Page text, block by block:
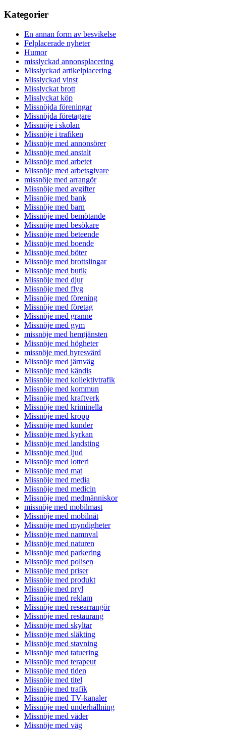
Kategorier
En annan form av besvikelse
Felplacerade nyheter
Humor
misslyckad annonsplacering
Misslyckad artikelplacering
Misslyckad vinst
Misslyckat brott
Misslyckat köp
Missnöjda föreningar
Missnöjda företagare
Missnöje i skolan
Missnöje i trafiken
Missnöje med annonsörer
Missnöje med anstalt
Missnöje med arbetet
Missnöje med arbetsgivare
missnöje med arrangör
Missnöje med avgifter
Missnöje med bank
Missnöje med barn
Missnöje med bemötande
Missnöje med besökare
Missnöje med beteende
Missnöje med boende
Missnöje med böter
Missnöje med brottslingar
Missnöje med butik
Missnöje med djur
Missnöje med flyg
Missnöje med förening
Missnöje med företag
Missnöje med granne
Missnöje med gym
missnöje med hemtjänsten
Missnöje med högheter
missnöje med hyresvärd
Missnöje med järnväg
Missnöje med kändis
Missnöje med kollektivtrafik
Missnöje med kommun
Missnöje med kraftverk
Missnöje med kriminella
Missnöje med kropp
Missnöje med kunder
Missnöje med kyrkan
Missnöje med landsting
Missnöje med ljud
Missnöje med lotteri
Missnöje med mat
Missnöje med media
Missnöje med medicin
Missnöje med medmänniskor
missnöje med mobilmast
Missnöje med mobilnät
Missnöje med myndigheter
Missnöje med namnval
Missnöje med naturen
Missnöje med parkering
Missnöje med polisen
Missnöje med priser
Missnöje med produkt
Missnöje med pryl
Missnöje med reklam
Missnöje med researrangör
Missnöje med restaurang
Missnöje med skyltar
Missnöje med släkting
Missnöje med stavning
Missnöje med tatuering
Missnöje med terapeut
Missnöje med tiden
Missnöje med titel
Missnöje med trafik
Missnöje med TV-kanaler
Missnöje med underhållning
Missnöje med väder
Missnöje med väg